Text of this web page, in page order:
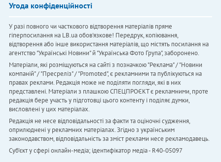
Угода конфіденційності
У разі повного чи часткового відтворення матеріалів пряме
гіперпосилання на LB.ua обов'язкове! Передрук, копіювання,
відтворення або інше використання матеріалів, що містять посилання на
агентство "Українськi Новини" й "Українська Фото Група", заборонено.
Матеріали, які розміщуються на сайті з позначкою "Реклама" / "Новини
компаній" / "Пресреліз" / "Promoted", є рекламними та публікуються на
правах реклами. Редакція може не поділяти погляди, які в них
представлені. Матеріали з плашкою СПЕЦПРОЄКТ є рекламними, проте
редакція бере участь у підготовці цього контенту і поділяє думки,
висловлені у цих матеріалах.
Редакція не несе відповідальності за факти та оціночні судження,
оприлюднені у рекламних матеріалах. Згідно з українським
законодавством, відповідальність за зміст реклами несе рекламодавець.
Cуб'єкт у сфері онлайн-медіа; ідентифікатор медіа - R40-05097